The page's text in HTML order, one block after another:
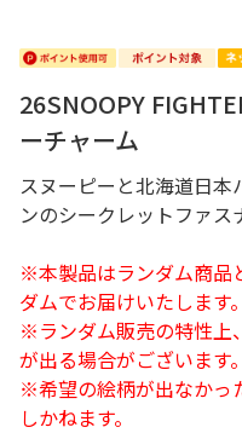
26SNOOPY
ーチャーム
スヌーピーと北海道日本
ンのシークレットファス
※本製品はランダム商品
ダムでお届けいたします。
※ランダム販売の特性上
が出る場合がございます。
※希望の絵柄が出なかっ
しかねます。